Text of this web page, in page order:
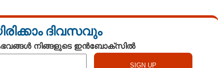
ദിവസവും
നിങ്ങളുടെ ഇൻബോക്സിൽ